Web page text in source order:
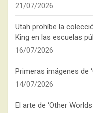
21/07/2026
Utah prohíbe la
King en las escuelas
16/07/2026
Primeras imágenes de
14/07/2026
El arte de ‘Other